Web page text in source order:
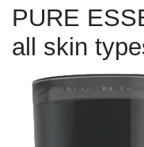
PURE
all skin